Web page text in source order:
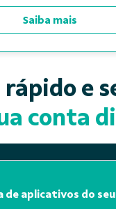
Saiba mais
rápido e
conta
de aplicativos do